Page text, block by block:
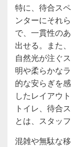
特に、待合ス
ンターにそれ
で、一貫性の
出せる。また
自然光が注ぐ
明や柔らかな
的な安らぎを
したレイアウ
トイレ、待合
とは、スタッ
混雑や無駄な